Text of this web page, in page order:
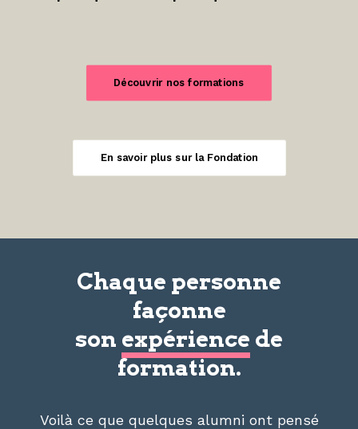
Découvrir nos formations
En savoir plus sur la Fondation
Chaque personne
façonne
son expérience de
formation.
Voilà ce que quelques alumni ont pensé